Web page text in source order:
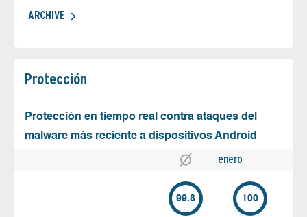
ARCHIVE
Protección
Protección en tiempo real contra ataques del
malware más reciente a dispositivos Android
enero
99.8 100